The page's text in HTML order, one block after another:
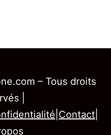
– Tous droits
|
Contact